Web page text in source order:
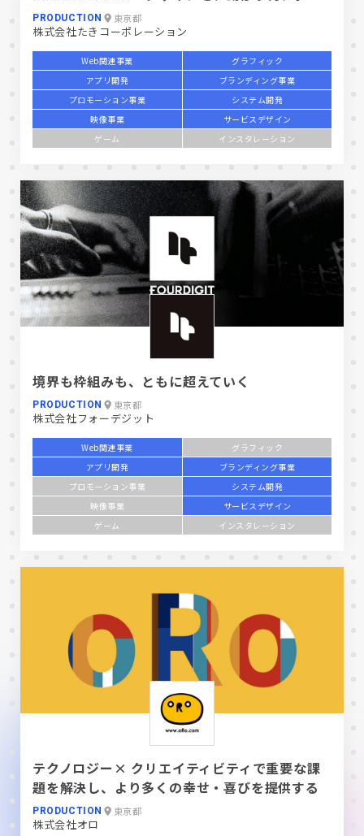
PRODUCTION 東京都
株式会社たきコーポレーション
Web関連事業
グラフィック
アプリ開発
ブランディング事業
プロモーション事業
システム開発
映像事業
サービスデザイン
ゲーム
インスタレーション
境界も枠組みも、ともに超えていく
PRODUCTION 東京都
株式会社フォーデジット
Web関連事業
グラフィック
アプリ開発
ブランディング事業
プロモーション事業
システム開発
映像事業
サービスデザイン
ゲーム
インスタレーション
テクノロジー× クリエイティビティで重要な課
題を解決し、より多くの幸せ・喜びを提供する
PRODUCTION 東京都
株式会社オロ